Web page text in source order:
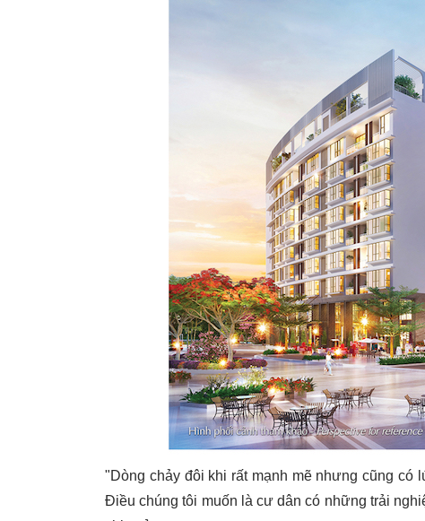
"Dòng chảy đôi khi rất mạnh mẽ nhưng cũng có
Điều chúng tôi muốn là cư dân có những trải